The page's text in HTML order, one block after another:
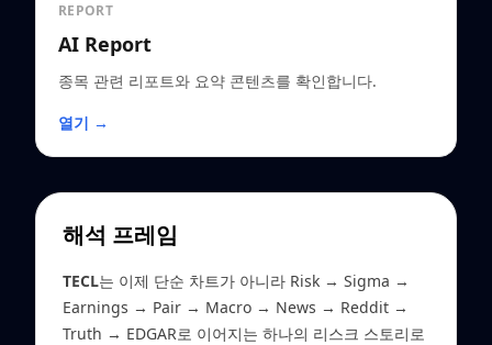
REPORT
AI Report
종목 관련 리포트와 요약 콘텐츠를 확인합니다.
열기 →
해석 프레임
TECL는 이제 단순 차트가 아니라 Risk → Sigma →
Earnings → Pair → Macro → News → Reddit →
Truth → EDGAR로 이어지는 하나의 리스크 스토리로